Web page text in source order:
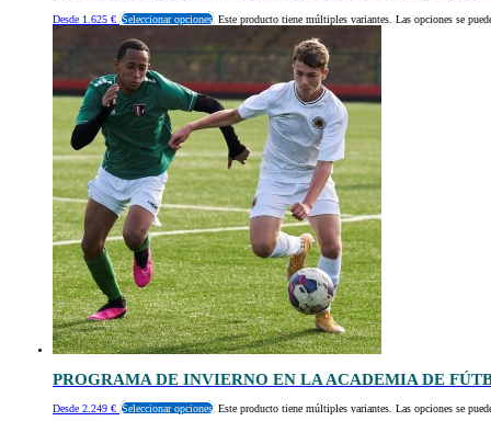
Desde 1.625 € Seleccionar opciones Este producto tiene múltiples variantes. Las opciones se
PROGRAMA DE INVIERNO EN LA ACADEMIA DE
Desde 2.249 € Seleccionar opciones Este producto tiene múltiples variantes. Las opciones se